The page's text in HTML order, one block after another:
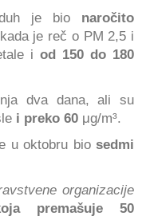
je bio naročito
je reč o PM 2,5 i
i od 150 do 180
dva dana, ali su
i preko 60 μg/m³.
u oktobru bio sedmi
organizacije
premašuje 50